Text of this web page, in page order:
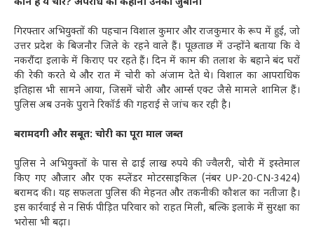
गिरफ्तार अभियुक्तों की पहचान विशाल कुमार और राजकुमार के रूप में हुई, जो
उत्तर प्रदेश के बिजनौर जिले के रहने वाले हैं। पूछताछ में उन्होंने बताया कि वे
नकरौंदा इलाके में किराए पर रहते हैं। दिन में काम की तलाश के बहाने बंद घरों
की रेकी करते थे और रात में चोरी को अंजाम देते थे। विशाल का आपराधिक
इतिहास भी सामने आया, जिसमें चोरी और आर्म्स एक्ट जैसे मामले शामिल हैं।
पुलिस अब उनके पुराने रिकॉर्ड की गहराई से जांच कर रही है।
बरामदगी और सबूत: चोरी का पूरा माल जब्त
पुलिस ने अभियुक्तों के पास से ढाई लाख रुपये की ज्वैलरी, चोरी में इस्तेमाल
किए गए औजार और एक स्प्लेंडर मोटरसाइकिल (नंबर UP-20-CN-3424)
बरामद की। यह सफलता पुलिस की मेहनत और तकनीकी कौशल का नतीजा है।
इस कार्रवाई से न सिर्फ पीड़ित परिवार को राहत मिली, बल्कि इलाके में सुरक्षा का
भरोसा भी बढ़ा।